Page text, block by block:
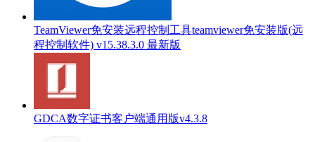
TeamViewer免安装远程控制工具teamviewer免安装版(远
程控制软件) v15.38.3.0 最新版
GDCA数字证书客户端通用版v4.3.8